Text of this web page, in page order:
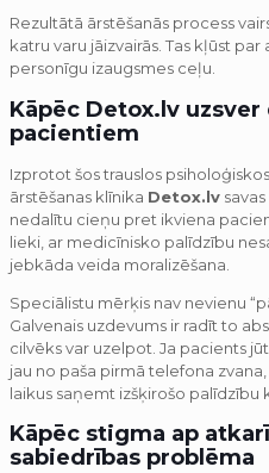
Rezultātā ārstēšanās process
katru varu jāizvairās. Tas kļūst
personīgu izaugsmes ceļu.
Kāpēc Detox.lv
pacientiem
Izprotot šos trauslos
ārstēšanas klīnika Detox.lv
nedalītu cieņu pret ikviena
lieki, ar medicīnisko palīdzību
jebkāda veida moralizēšana.
Speciālistu mērķis nav nevienu
Galvenais uzdevums ir radīt to
cilvēks var uzelpot. Ja pacients
jau no paša pirmā telefona
laikus saņemt izšķirošo palīdzību
Kāpēc stigma ap
sabiedrības problēma